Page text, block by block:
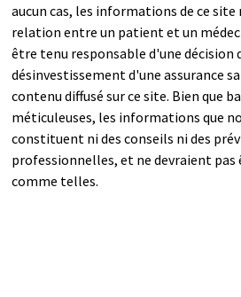
aucun cas, les informations de ce
relation entre un patient et un
être tenu responsable d'une décision
désinvestissement d'une assurance
contenu diffusé sur ce site. Bien que
méticuleuses, les informations que
constituent ni des conseils ni des
professionnelles, et ne devraient pas
comme telles.